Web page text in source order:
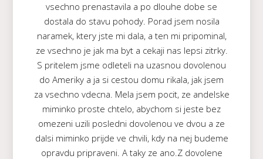
vsechno prenastavila a po dlouhe dobe se
dostala do stavu pohody. Porad jsem nosila
naramek, ktery jste mi dala, a ten mi pripominal,
ze vsechno je jak ma byt a cekaji nas lepsi zitrky.
S pritelem jsme odleteli na uzasnou dovolenou
do Ameriky a ja si cestou domu rikala, jak jsem
za vsechno vdecna. Mela jsem pocit, ze andelske
miminko proste chtelo, abychom si jeste bez
omezeni uzili posledni dovolenou ve dvou a ze
dalsi miminko prijde ve chvili, kdy na nej budeme
opravdu pripraveni. A taky ze ano.Z dovolene